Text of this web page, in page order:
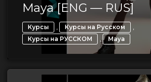
Maya [ENG — RUS]
Курсы , Курсы на Русском ,
Курсы на РУССКОМ , Maya